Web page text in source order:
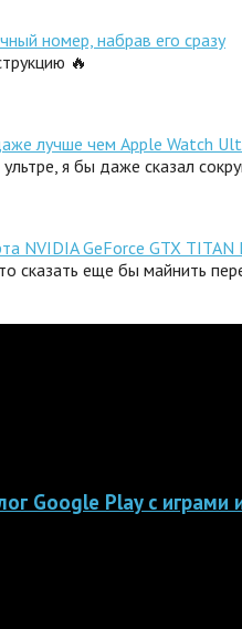
номер, набрав его сразу
🔥
лучше чем Apple Watch
я бы даже сказал
NVIDIA GeForce GTX TITAN
сказать еще бы майнить
Google Play с играми